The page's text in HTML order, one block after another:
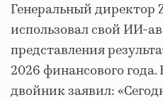
Генеральный
использовал свой ИИ-
представления
2026 финансового
двойник заявил: